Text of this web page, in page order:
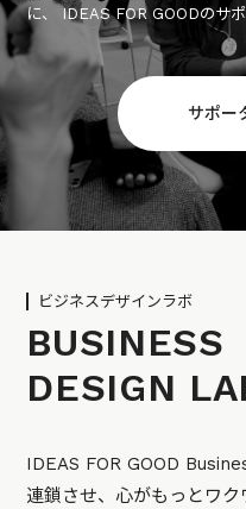
に、 IDEAS FOR GOODのサ
サポー
ビジネスデザインラボ
BUSINESS
DESIGN
IDEAS FOR GOOD
連鎖させ、心がもっとワ